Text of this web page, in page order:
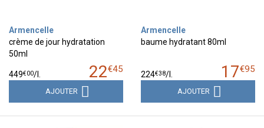
Armencelle
crème de jour hydratation
50ml
22€45
449€00/
AJOUTER
Armencelle
baume hydratant 80ml
17€95
224€38/
AJOUTER